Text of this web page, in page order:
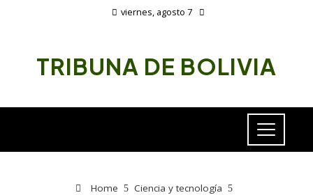
viernes, agosto 7
TRIBUNA DE BOLIVIA
Home
Ciencia y tecnología